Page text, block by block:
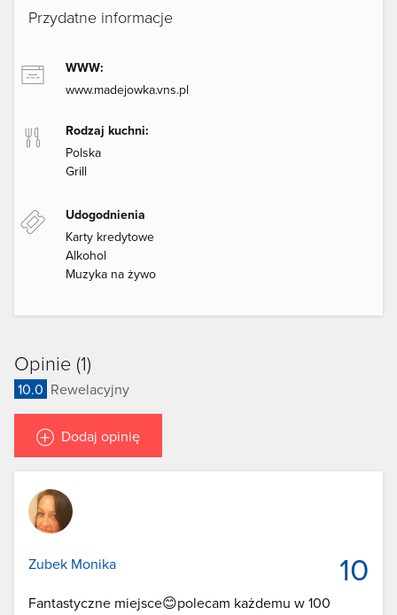
Przydatne informacje
WWW:
www.madejowka.vns.pl
Rodzaj kuchni:
Polska
Grill
Udogodnienia
Karty kredytowe
Alkohol
Muzyka na żywo
Opinie (1)
10.0 Rewelacyjny
Dodaj opinię
10
Zubek Monika
Fantastyczne miejsce😊polecam każdemu w 100